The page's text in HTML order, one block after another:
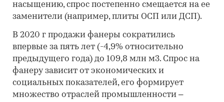
насыщению, спрос постепенно смещается на ее
заменители (например, плиты ОСП или ДСП).
В 2020 г продажи фанеры сократились
впервые за пять лет (-4,9% относительно
предыдущего года) до 109,8 млн м3. Спрос на
фанеру зависит от экономических и
социальных показателей, его формирует
множество отраслей промышленности –